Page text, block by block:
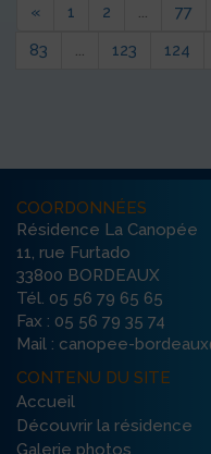
« 1 2 ... 77
83
... 123 124
COORDONNÉES
Résidence La Canopée
11, rue Furtado
33800 BORDEAUX
Tél. 05 56 79 65 65
Fax : 05 56 79 35 74
Mail : canopee-
CONTENU DU SITE
Accueil
Découvrir la résidence
Galerie photos